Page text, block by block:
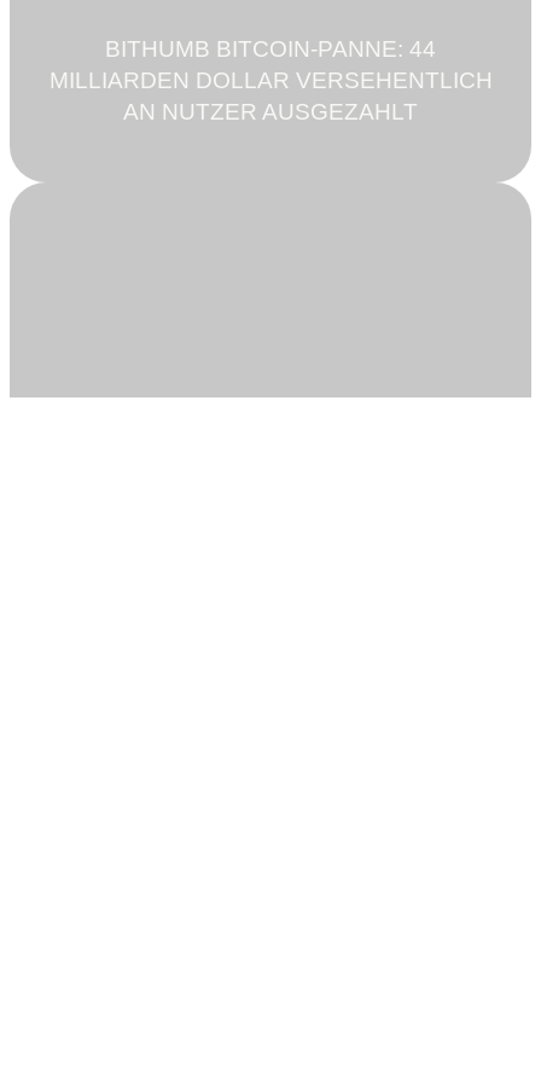
BITHUMB BITCOIN-PANNE: 44
MILLIARDEN DOLLAR VERSEHENTLICH
AN NUTZER AUSGEZAHLT